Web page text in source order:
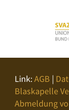
Link:AGB |
Blaskapelle
Abmeldung